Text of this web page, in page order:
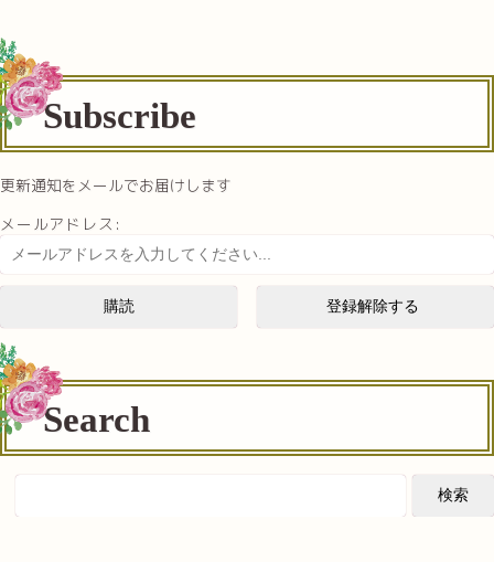
Subscribe
更新通知をメールでお届けします
メールアドレス:
Search